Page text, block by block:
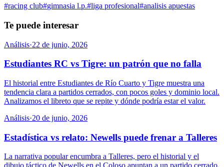
#racing club#gimnasia l.p.#liga profesional#analisis apuestas
Te puede interesar
Análisis·22 de junio, 2026
Estudiantes RC vs Tigre: un patrón que no falla
El historial entre Estudiantes de Río Cuarto y Tigre muestra una
tendencia clara a partidos cerrados, con pocos goles y dominio local.
Analizamos el libreto que se repite y dónde podría estar el valor.
Análisis·20 de junio, 2026
Estadística vs relato: Newells puede frenar a Talleres
La narrativa popular encumbra a Talleres, pero el historial y el